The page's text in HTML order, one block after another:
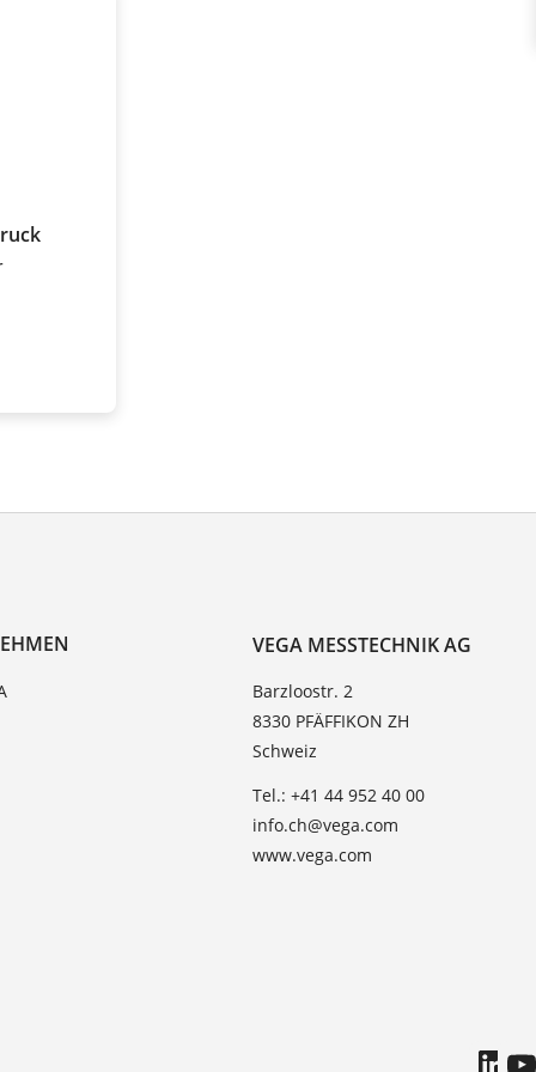
VEGA MESSTECHNIK AG
Barzloostr. 2
8330 PFÄFFIKON ZH
Schweiz
Tel.: +41 44 952 40 00
info.ch@vega.com
www.vega.com